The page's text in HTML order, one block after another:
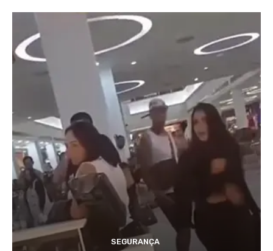
SEGURANÇA